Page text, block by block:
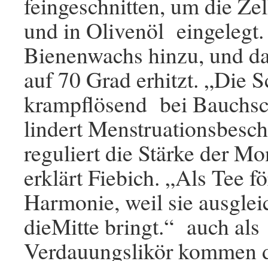
und in Olivenöl eingelegt.
Bienenwachs hinzu, und
auf 70 Grad erhitzt. „Die
krampflösend bei
lindert
reguliert die Stärke der
erklärt Fiebich. „Als Tee
Harmonie, weil sie
dieMitte bringt.“ auch als
Verdauungslikör kommen